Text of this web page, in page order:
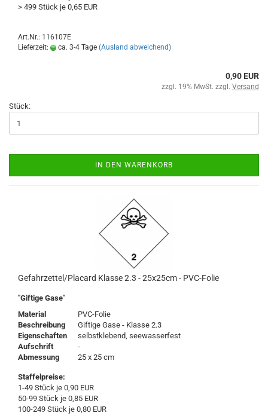
> 499 Stück je 0,65 EUR
Art.Nr.: 116107E
Lieferzeit:
ca. 3-4 Tage (Ausland abweichend)
0,90 EUR
zzgl. 19% MwSt. zzgl. Versand
Stück:
IN DEN WARENKORB
Gefahrzettel/Placard Klasse 2.3 - 25x25cm - PVC-Folie
"Giftige Gase"
Material
PVC-Folie
Beschreibung
Giftige Gase - Klasse 2.3
Eigenschaften
selbstklebend, seewasserfest
Aufschrift
-
Abmessung
25 x 25 cm
Staffelpreise:
1-49 Stück je 0,90 EUR
50-99 Stück je 0,85 EUR
100-249 Stück je 0,80 EUR